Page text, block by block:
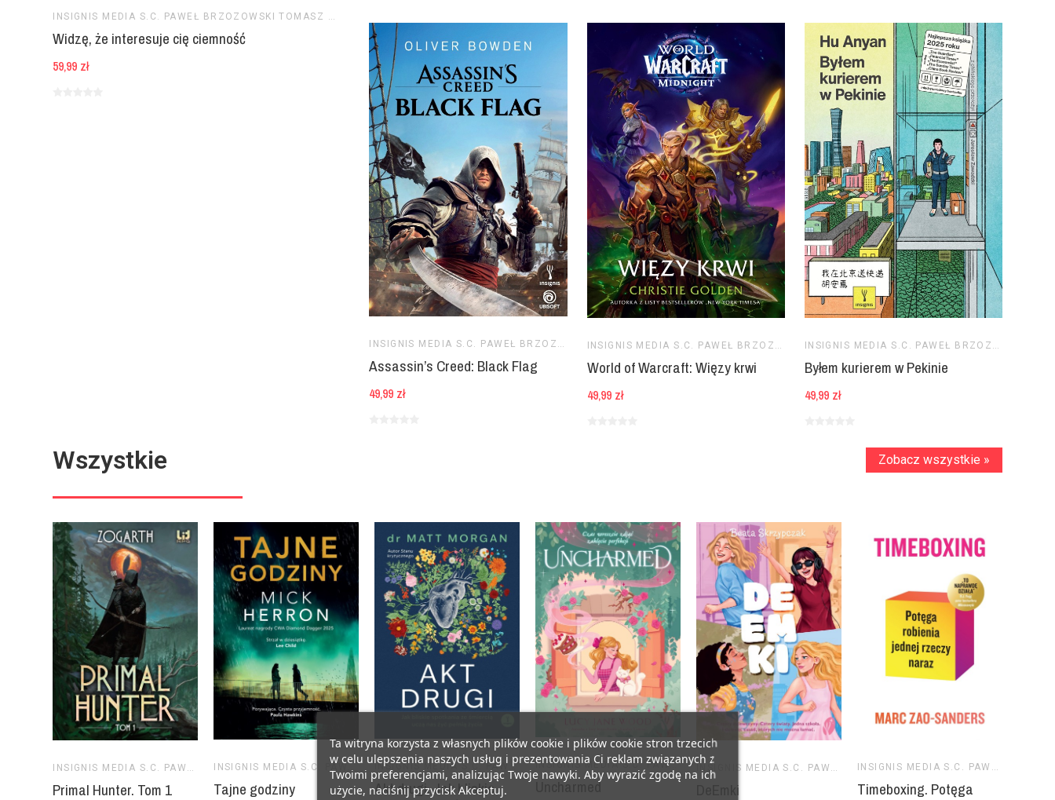
INSIGNIS MEDIA S.C. PAWEŁ BRZOZOWSKI TOMASZ BRZOZOWSKI
Widzę, że interesuje cię ciemność
59,99 zł
INSIGNIS MEDIA S.C. PAWEŁ BRZOZOWSKI TOMASZ BRZOZOWSKI
Assassin’s Creed: Black Flag
49,99 zł
INSIGNIS MEDIA S.C. PAWEŁ BRZOZOWSKI TOMASZ BRZOZOWSKI
World of Warcraft: Więzy krwi
49,99 zł
Byłem kurierem w Pekinie
49,99 zł
Wszystkie
INSIGNIS MEDIA S.C. PAWEŁ BRZOZOWSKI TOMASZ BRZOZOWSKI
Primal Hunter. Tom 1
INSIGNIS MEDIA S.C. PAWEŁ BRZOZOWSKI TOMASZ BRZOZOWSKI
Tajne godziny
INSIGNIS MEDIA S.C. PAWEŁ BRZOZOWSKI TOMASZ BRZOZOWSKI
Akt drugi. Jak bliskie
INSIGNIS MEDIA S.C. PAWEŁ BRZOZOWSKI TOMASZ BRZOZOWSKI
Uncharmed
INSIGNIS MEDIA S.C. PAWEŁ BRZOZOWSKI TOMASZ BRZOZOWSKI
DeEmki
Timeboxing. Potęga
Ta witryna korzysta z własnych plików cookie i plików cookie stron trzecich
w celu ulepszenia naszych usług i prezentowania Ci reklam związanych z
Twoimi preferencjami, analizując Twoje nawyki. Aby wyrazić zgodę na ich
użycie, naciśnij przycisk Akceptuj.